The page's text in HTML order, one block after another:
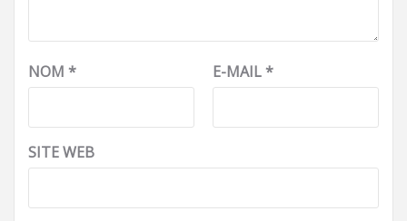
NOM * E-MAIL*
SITE WEB